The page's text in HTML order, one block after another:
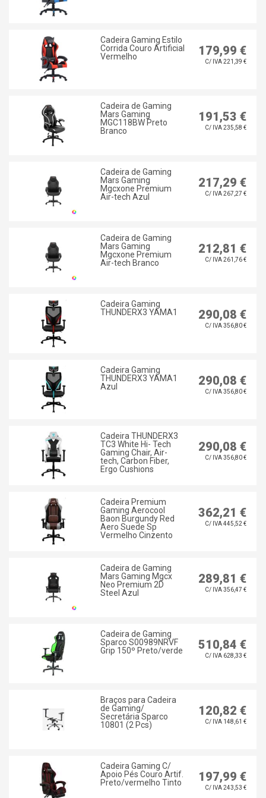
Cadeira Gaming Estilo
Corrida Couro Artificial
Vermelho
179,99 €
C/ IVA 221,39 €
Cadeira de Gaming
Mars Gaming
MGC118BW Preto
Branco
191,53 €
C/ IVA 235,58 €
Cadeira de Gaming
Mars Gaming
Mgcxone Premium
Air-tech Azul
217,29 €
C/ IVA 267,27 €
Cadeira de Gaming
Mars Gaming
Mgcxone Premium
Air-tech Branco
212,81 €
C/ IVA 261,76 €
Cadeira Gaming
THUNDERX3 YAMA1
290,08 €
C/ IVA 356,80 €
Cadeira Gaming
THUNDERX3 YAMA1
Azul
290,08 €
C/ IVA 356,80 €
Cadeira THUNDERX3
TC3 White Hi- Tech
Gaming Chair, Air-
tech, Carbon Fiber,
Ergo Cushions
290,08 €
C/ IVA 356,80 €
Cadeira Premium
Gaming Aerocool
Baon Burgundy Red
Aero Suede Sp
Vermelho Cinzento
362,21 €
C/ IVA 445,52 €
Cadeira de Gaming
Mars Gaming Mgcx
Neo Premium 2D
Steel Azul
289,81 €
C/ IVA 356,47 €
Cadeira de Gaming
Sparco S00989NRVF
Grip 150º Preto/verde
510,84 €
C/ IVA 628,33 €
Braços para Cadeira
de Gaming/
Secretária Sparco
10801 (2 Pcs)
120,82 €
C/ IVA 148,61 €
Cadeira Gaming C/
Apoio Pés Couro Artif.
Preto/vermelho Tinto
197,99 €
C/ IVA 243,53 €